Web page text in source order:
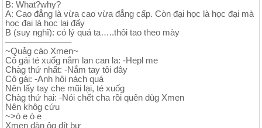
B: What?why?
A: Cao đẳng là vừa cao vừa đẳng cấp. Còn đại học là học đại mà
học đại là học lại đấy
B (suy nghĩ): có lý quá ta…..thôi tao theo mày
———————–
~Quảg cáo Xmen~
Cô gái té xuốg nắm lan can la: -Hepl me
Chàg thứ nhất: -Nắm tay tôi đây
Cô gái: -Anh hôi nách quá
Nên lấy tay che mũi lại, té xuốg
Chàg thứ hai: -Nói chết cha rồi quên dùg Xmen
Nên khôg cứu
~>ò e ò e
Xmen đàn ôg đít bự